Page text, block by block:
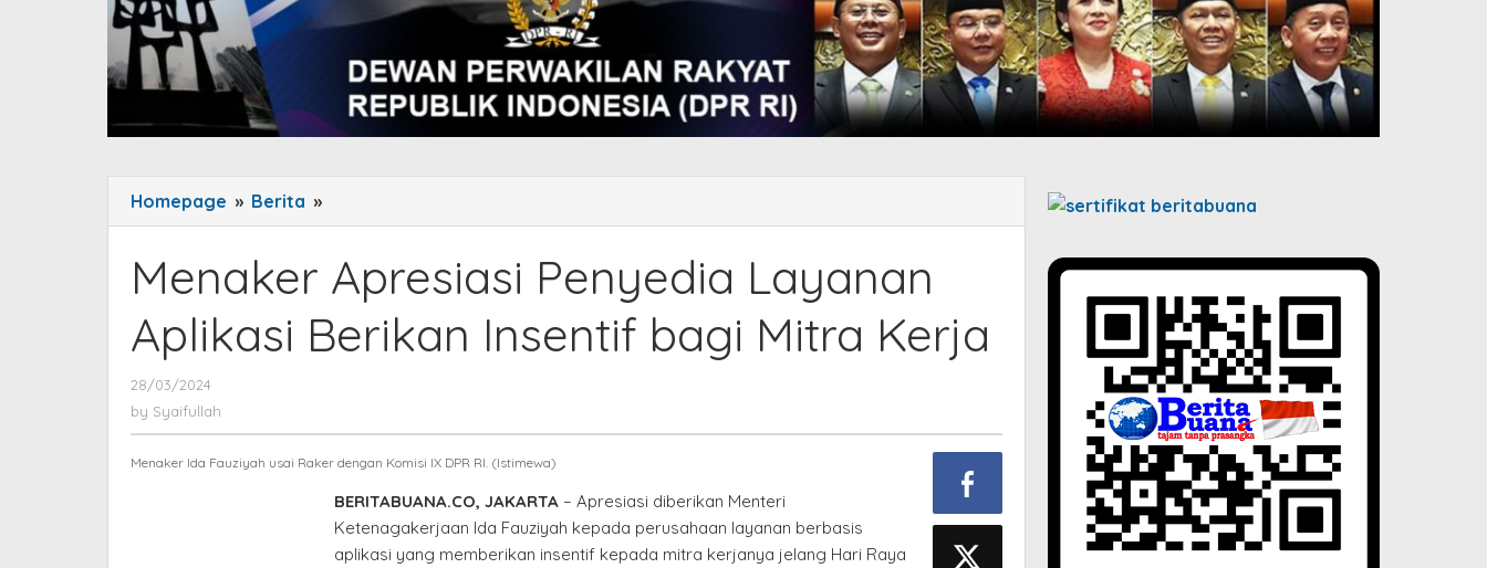
Homepage » Berita »
Apresiasi
Layanan
Aplikasi
Berikan
Kerja
Menaker Apresiasi Penyedia Layanan
Aplikasi Berikan Insentif bagi Mitra Kerja
28/03/2024
by Syaifullah
Menaker Ida Fauziyah usai Raker dengan Komisi IX DPR RI. (Istimewa)
BERITABUANA.CO, JAKARTA– Apresiasi diberikan Menteri
Ketenagakerjaan Ida Fauziyah kepada perusahaan layanan berbasis
aplikasi yang memberikan insentif kepada mitra kerjanya jelang Hari Raya